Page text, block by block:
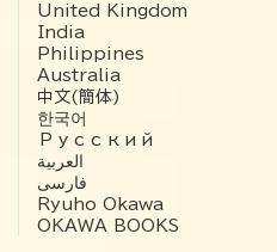
United Kingdom
India
Philippines
Australia
中文(簡体)
한국어
Русский
العربية‏
فارسی
Ryuho Okawa
OKAWA BOOKS